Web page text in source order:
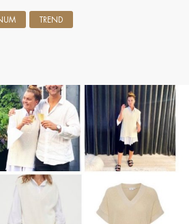
TREND